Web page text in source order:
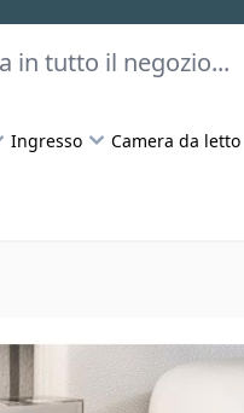
Ingresso Camera da letto